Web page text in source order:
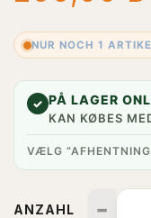
NUR NOCH 1
✓ PÅ LAGER
KAN KØBES
VÆLG
ANZAHL